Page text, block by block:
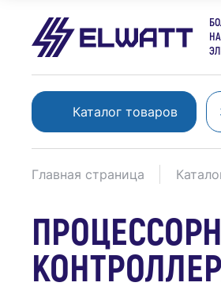
Каталог товаров
Главная страница